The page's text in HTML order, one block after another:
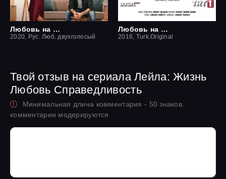
Любовь на крыше / Чердак любви
2020, Рус. Люб. двухголосый
Любовь на крыльях птицы
2016, Turk.Original
Твой отзыв на сериала Лейла: Жизнь
Любовь Справедливость
Минимальная длина комментария - 50 знаков.
комментарии модерируются